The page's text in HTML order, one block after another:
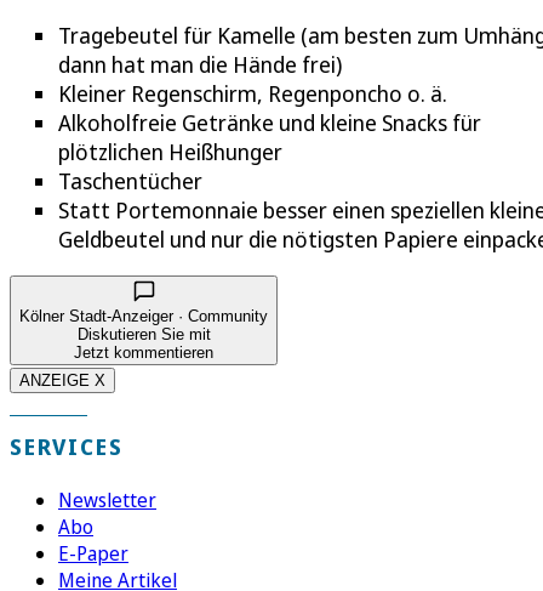
Tragebeutel für Kamelle (am besten zum
dann hat man die Hände frei)
Kleiner Regenschirm, Regenponcho o. ä.
Alkoholfreie Getränke und kleine Snacks für
plötzlichen Heißhunger
Taschentücher
Statt Portemonnaie besser einen speziellen
Geldbeutel und nur die nötigsten Papiere
Kölner Stadt-Anzeiger · Community
Diskutieren Sie mit
Jetzt kommentieren
ANZEIGE X
SERVICES
Newsletter
Abo
E-Paper
Meine Artikel